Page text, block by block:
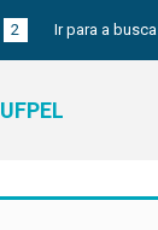
2 Ir para a busca
UFPEL